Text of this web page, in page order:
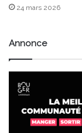
24 mars 2026
Annonce